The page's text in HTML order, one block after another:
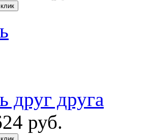
друг друга
руб.